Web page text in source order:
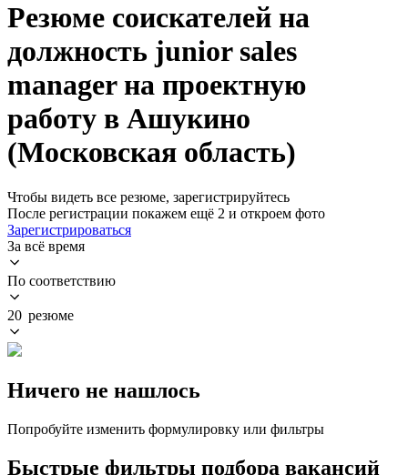
Резюме соискателей на
должность junior sales
manager на проектную
работу в Ашукино
(Московская область)
Чтобы видеть все резюме, зарегистрируйтесь
После регистрации покажем ещё 2 и откроем фото
Зарегистрироваться
За всё время
По соответствию
20 резюме
Ничего не нашлось
Попробуйте изменить формулировку или фильтры
Быстрые фильтры подбора вакансий